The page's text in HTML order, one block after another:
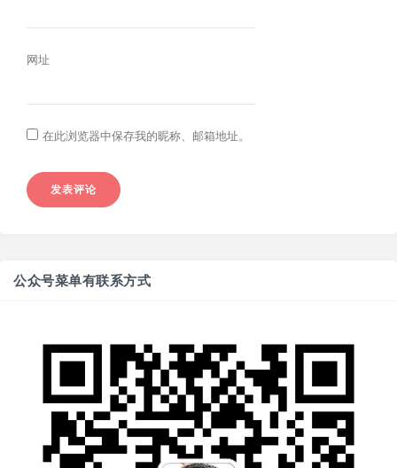
网址
在此浏览器中保存我的昵称、邮箱地址。
公众号菜单有联系方式